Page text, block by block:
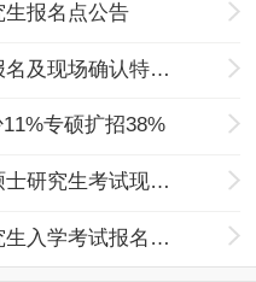
生报名点公告
北京科技大学2014年硕士生报名及现场确认特别提示
专硕扩招38%
北京科技大学报考点2013年硕士研究生考试现场确认公告
北京科技大学2013年硕士研究生入学考试报名点公告